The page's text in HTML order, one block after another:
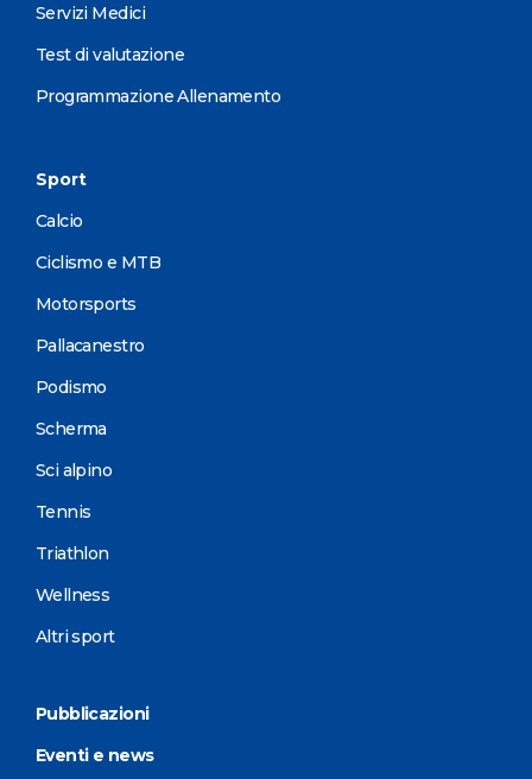
Servizi Medici
Test di valutazione
Programmazione Allenamento
Sport
Calcio
Ciclismo e MTB
Motorsports
Pallacanestro
Podismo
Scherma
Sci alpino
Tennis
Triathlon
Wellness
Altri sport
Pubblicazioni
Eventi e news